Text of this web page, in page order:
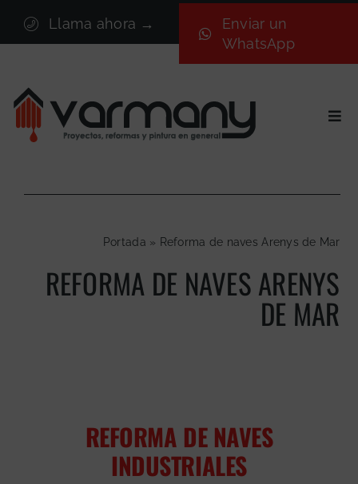
contenido
Llama ahora →
Enviar un
WhatsApp
Sectores
Nosotros
Portada » Reforma de naves Arenys de Mar
REFORMA DE NAVES ARENYS
DE MAR
REFORMA DE NAVES
INDUSTRIALES